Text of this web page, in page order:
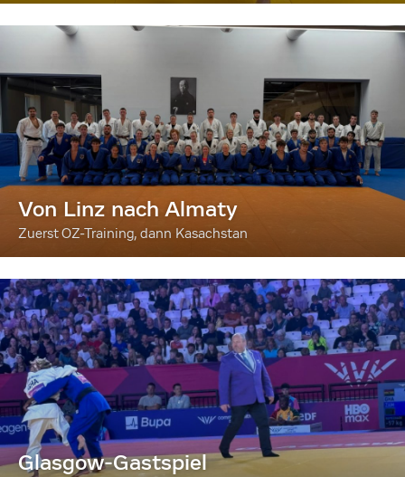
Von Linz nach Almaty
Zuerst OZ-Training, dann Kasachstan
Glasgow-Gastspiel